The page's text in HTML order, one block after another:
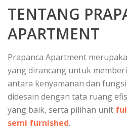
TENTANG
APARTMENT
Prapanca Apartment
yang dirancang untuk
antara kenyamanan dan
didesain dengan tata ruang
yang baik, serta pilihan unit
semi furnished.